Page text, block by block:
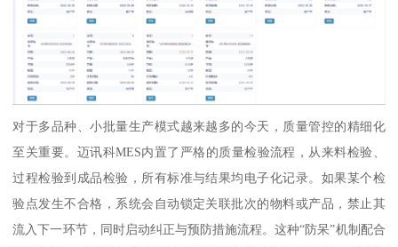
对于多品种、小批量生产模式越来越多的今天，质量管控的精细化
至关重要。迈讯科MES内置了严格的质量检验流程，从来料检验、
过程检验到成品检验，所有标准与结果均电子化记录。如果某个检
验点发生不合格，系统会自动锁定关联批次的物料或产品，禁止其
流入下一环节，同时启动纠正与预防措施流程。这种“防呆”机制配合